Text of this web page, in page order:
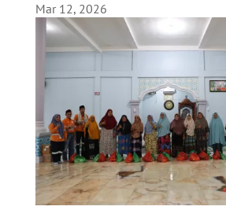
Mar 12, 2026